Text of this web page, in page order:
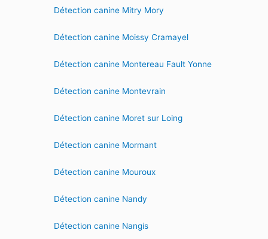
Détection canine Mitry Mory
Détection canine Moissy Cramayel
Détection canine Montereau Fault Yonne
Détection canine Montevrain
Détection canine Moret sur Loing
Détection canine Mormant
Détection canine Mouroux
Détection canine Nandy
Détection canine Nangis